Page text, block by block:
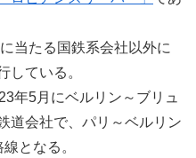
当たる国鉄系会社以外に
している。
年5月にベルリン～ブリュ
道会社で、パリ～ベルリン
となる。